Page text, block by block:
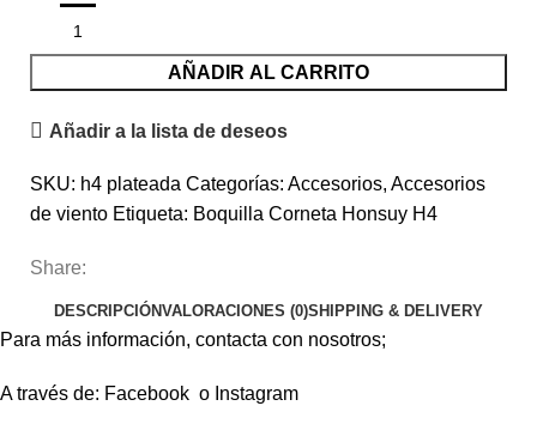
AÑADIR AL CARRITO
Añadir a la lista de deseos
SKU: h4 plateada Categorías: Accesorios, Accesorios
de viento Etiqueta: Boquilla Corneta Honsuy H4
Share:
DESCRIPCIÓNVALORACIONES (0)SHIPPING & DELIVERY
Para más información, contacta con nosotros;
A través de: Facebook o Instagram